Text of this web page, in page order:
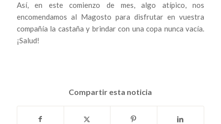
Así, en este comienzo de mes, algo atípico, nos
encomendamos al Magosto para disfrutar en vuestra
compañía la castaña y brindar con una copa nunca vacía.
¡Salud!
Compartir esta noticia